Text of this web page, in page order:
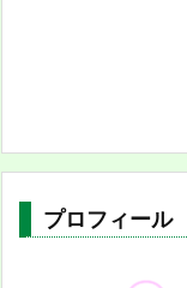
プロフィール